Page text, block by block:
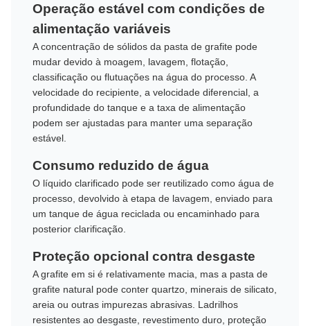
Operação estável com condições de
alimentação variáveis
A concentração de sólidos da pasta de grafite pode
mudar devido à moagem, lavagem, flotação,
classificação ou flutuações na água do processo. A
velocidade do recipiente, a velocidade diferencial, a
profundidade do tanque e a taxa de alimentação
podem ser ajustadas para manter uma separação
estável.
Consumo reduzido de água
O líquido clarificado pode ser reutilizado como água de
processo, devolvido à etapa de lavagem, enviado para
um tanque de água reciclada ou encaminhado para
posterior clarificação.
Proteção opcional contra desgaste
A grafite em si é relativamente macia, mas a pasta de
grafite natural pode conter quartzo, minerais de silicato,
areia ou outras impurezas abrasivas. Ladrilhos
resistentes ao desgaste, revestimento duro, proteção